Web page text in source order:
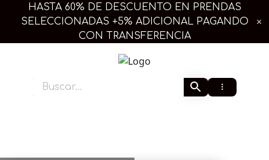
HASTA 60% DE DESCUENTO EN PRENDAS
SELECCIONADAS +5% ADICIONAL PAGANDO
CON TRANSFERENCIA
Extra Linda Plus